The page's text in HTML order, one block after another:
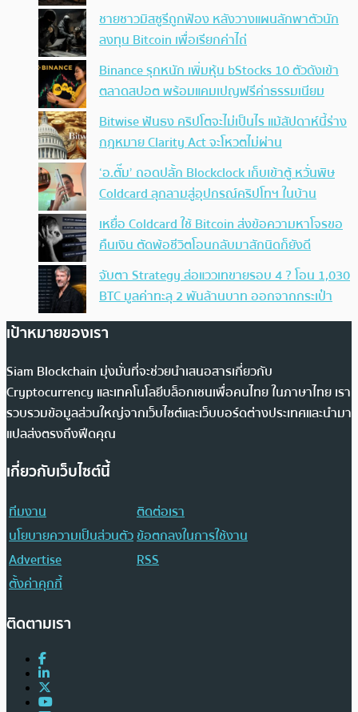
ชายชาวมิสซูรีถูกฟ้อง หลังวางแผนลักพาตัวนัก
ลงทุน Bitcoin เพื่อเรียกค่าไถ่
Binance รุกหนัก เพิ่มหุ้น bStocks 10 ตัวดังเข้า
ตลาดสปอต พร้อมแคมเปญฟรีค่าธรรมเนียม
Bitwise ฟันธง คริปโตจะไม่เป็นไร แม้สัปดาห์นี้ร่าง
กฎหมาย Clarity Act จะโหวตไม่ผ่าน
‘อ.ตั๊ม’ ถอดปลั้ก Blockclock เก็บเข้าตู้ หวั่นพิษ
Coldcard ลุกลามสู่อุปกรณ์คริปโทฯ ในบ้าน
เหยื่อ Coldcard ใช้ Bitcoin ส่งข้อความหาโจรขอ
คืนเงิน ตัดพ้อชีวิตโอนกลับมาสักนิดก็ยังดี
จับตา Strategy ส่อแววเทขายรอบ 4 ? โอน 1,030
BTC มูลค่าทะลุ 2 พันล้านบาท ออกจากกระเป๋า
เป้าหมายของเรา
Siam Blockchain มุ่งมั่นที่จะช่วยนำเสนอสารเกี่ยวกับ
Cryptocurrency และเทคโนโลยีบล็อกเชนเพื่อคนไทย ในภาษาไทย เรา
รวบรวมข้อมูลส่วนใหญ่จากเว็บไซต์และเว็บบอร์ดต่างประเทศและนำมา
แปลส่งตรงถึงฟีดคุณ
เกี่ยวกับเว็บไซต์นี้
ทีมงาน
ติดต่อเรา
นโยบายความเป็นส่วนตัวข้อตกลงในการใช้งาน
Advertise
RSS
ตั้งค่าคุกกี้
ติดตามเรา